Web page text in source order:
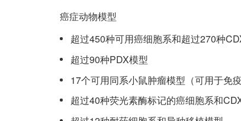
癌症动物模型
超过450种可用癌细胞系和超过270种
超过90种PDX模型
17个可用同系小鼠肿瘤模型（可用于免疫
超过40种荧光素酶标记的癌细胞系和